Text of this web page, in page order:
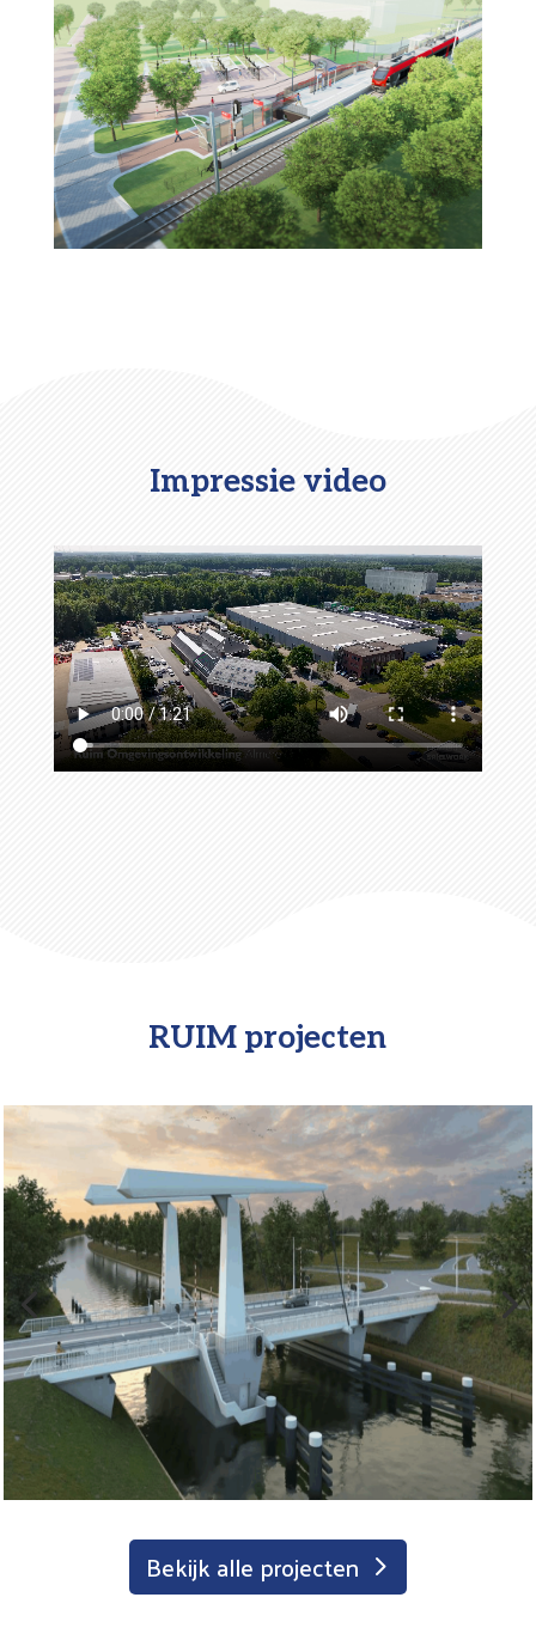
Impressie video
RUIM projecten
Bekijk alle projecten